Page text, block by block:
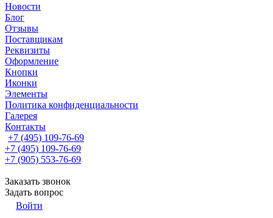
Новости
Блог
Отзывы
Поставщикам
Реквизиты
Оформление
Кнопки
Иконки
Элементы
Политика конфиденциальности
Галерея
Контакты
+7 (495) 109-76-69
+7 (495) 109-76-69
+7 (905) 553-76-69
Заказать звонок
Задать вопрос
Войти